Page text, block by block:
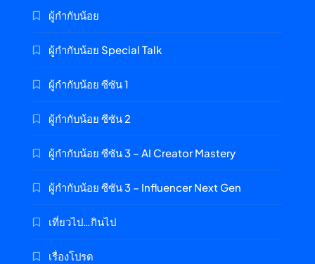
ผู้กำกับน้อย
ผู้กำกับน้อย Special Talk
ผู้กำกับน้อย ซีซัน 1
ผู้กำกับน้อย ซีซัน 2
ผู้กำกับน้อย ซีซัน 3 – AI Creator Mastery
ผู้กำกับน้อย ซีซัน 3 – Influencer Next Gen
เที่ยวไป…กินไป
เรื่องโปรด